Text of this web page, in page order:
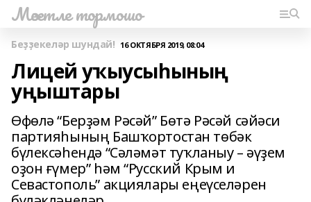
Мәсетле тормошо
Беҙҙекеләр шундай! 16 ОКТЯБРЯ 2019, 08:04
Лицей уҡыусыһының
уңыштары
Өфөлә “Берҙәм Рәсәй” Бөтә Рәсәй сәйәси
партияһының Башҡортостан төбәк
бүлексәһендә “Сәләмәт туҡланыу – әүҙем
оҙон ғүмер” һәм “Русский Крым и
Севастополь” акциялары еңеүселәрен